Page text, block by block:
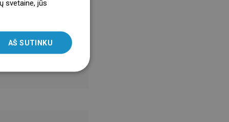
LITHUANIAN
svetaine, jūs
AŠ SUTINKU